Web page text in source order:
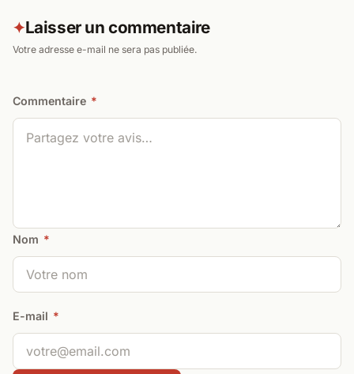
✦Laisser un commentaire
Votre adresse e-mail ne sera pas publiée.
Commentaire *
Nom *
E-mail *